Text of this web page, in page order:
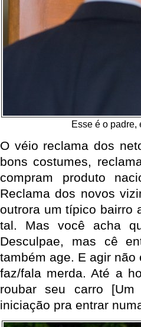
Esse é o padre,
O véio reclama dos
bons costumes,
compram produto
Reclama dos novos
outrora um típico bairro
tal. Mas você acha
Desculpae, mas cê
também age. E agir
faz/fala merda. Até a
roubar seu carro
iniciação pra entrar